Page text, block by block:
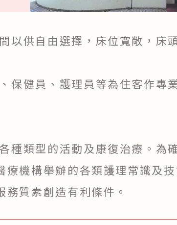
以供自由選擇，床位寬敞，床
保健員、護理員等為住客作專
種類型的活動及康復治療。為
機構舉辦的各類護理常識及
質素創造有利條件。